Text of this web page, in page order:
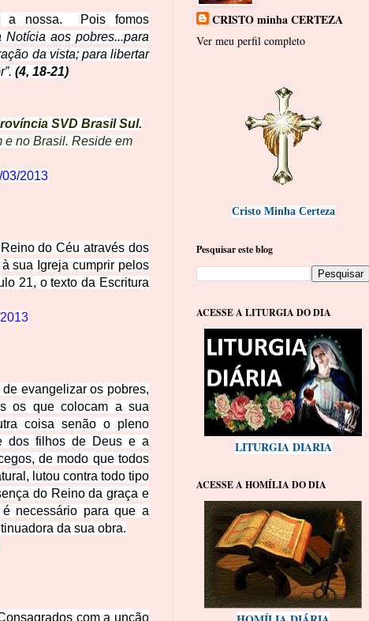
a nossa.
Pois fomos
aos pobres...para
da vista; para libertar
(4, 18-21)
SVD Brasil Sul.
e no Brasil. Reside em
03/2013
do Céu através dos
sua Igreja cumprir pelos
21, o texto da Escritura
evangelizar os pobres,
os que colocam a sua
coisa senão o pleno
dos filhos de Deus e a
de modo que todos
lutou contra todo tipo
do Reino da graça e
necessário para que a
da sua obra.
com a unção
CRISTO minha CERTEZA
Ver meu perfil completo
Cristo Minha Certeza
Pesquisar este blog
ACESSE A LITURGIA DO DIA
LITURGIA DIARIA
ACESSE A HOMÍLIA DO DIA